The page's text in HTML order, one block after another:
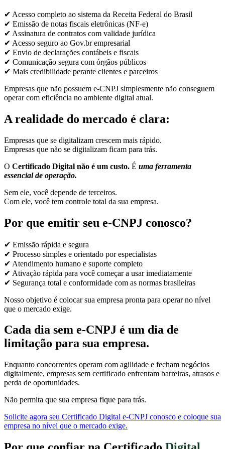
✔ Acesso completo ao sistema da Receita Federal do Brasil
✔ Emissão de notas fiscais eletrônicas (NF-e)
✔ Assinatura de contratos com validade jurídica
✔ Acesso seguro ao Gov.br empresarial
✔ Envio de declarações contábeis e fiscais
✔ Comunicação segura com órgãos públicos
✔ Mais credibilidade perante clientes e parceiros
Empresas que não possuem e-CNPJ simplesmente não conseguem
operar com eficiência no ambiente digital atual.
A realidade do mercado é clara:
Empresas que se digitalizam crescem mais rápido.
Empresas que não se digitalizam ficam para trás.
O Certificado Digital não é um custo. É uma ferramenta
essencial de operação.
Sem ele, você depende de terceiros.
Com ele, você tem controle total da sua empresa.
Por que emitir seu e-CNPJ conosco?
✔ Emissão rápida e segura
✔ Processo simples e orientado por especialistas
✔ Atendimento humano e suporte completo
✔ Ativação rápida para você começar a usar imediatamente
✔ Segurança total e conformidade com as normas brasileiras
Nosso objetivo é colocar sua empresa pronta para operar no nível
que o mercado exige.
Cada dia sem e-CNPJ é um dia de
limitação para sua empresa.
Enquanto concorrentes operam com agilidade e fecham negócios
digitalmente, empresas sem certificado enfrentam barreiras, atrasos e
perda de oportunidades.
Não permita que sua empresa fique para trás.
Solicite agora seu Certificado Digital e-CNPJ conosco e coloque sua
empresa no nível que o mercado exige.